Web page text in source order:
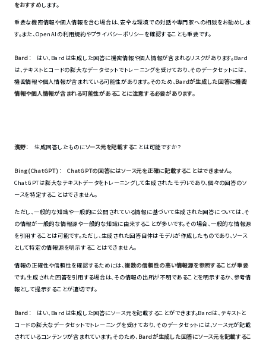
をおすすめします。
重要な機密情報や個人情報を含む場合は、安全な環境での対話や専門家への相談をお勧めしま
す。また、OpenAIの利用規約やプライバシーポリシーを確認することも重要です。
Bard ： はい、Bardは生成した回答に機密情報や個人情報が含まれるリスクがあります。Bard
は、テキストとコードの膨大なデータセットでトレーニングを受けており、そのデータセットには、
機密情報や個人情報が含まれている可能性があります。そのため、Bardが生成した回答に機密
情報や個人情報が含まれる可能性があることに注意する必要があります。
濱野： 生成回答したものにソース元を記載することは可能ですか？
Bing(ChatGPT) ：ChatGPTの回答にはソース元を正確に記載することはできません。
ChatGPTは膨大なテキストデータをトレーニングして生成されたモデルであり、個々の回答のソ
ースを特定することはできません。
ただし、一般的な知識や一般的に公開されている情報に基づいて生成された回答については、そ
の情報が一般的な情報源や一般的な知識に由来することが多いです。その場合、一般的な情報源
を引用することは可能です。ただし、生成された回答自体はモデルが作成したものであり、ソース
として特定の情報源を明示することはできません。
情報の正確性や信頼性を確認するためには、 複数の信頼性の高い情報源を参照することが重要
です。生成された回答を引用する場合は、その情報の出所が不明であることを明示するか、参考情
報として提示することが適切です。
Bard ： はい、Bardは生成した回答にソース元を記載することができます。Bardは、テキストと
コードの膨大なデータセットでトレーニングを受けており、そのデータセットには、ソース元が記載
されているコンテンツが含まれています。そのため、 Bardが生成した回答にソース元を記載するこ